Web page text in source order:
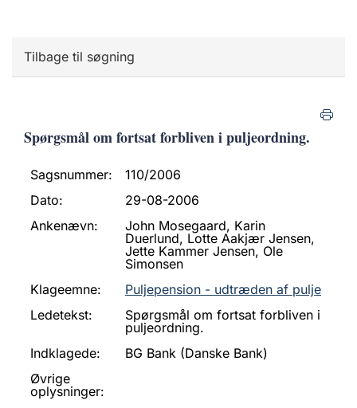
Tilbage til søgning
Spørgsmål om fortsat forbliven i puljeordning.
Sagsnummer:
110/2006
Dato:
29-08-2006
Ankenævn:
John Mosegaard, Karin
Duerlund, Lotte Aakjær Jensen,
Jette Kammer Jensen, Ole
Simonsen
Klageemne:
Puljepension - udtræden af pulje
Ledetekst:
Spørgsmål om fortsat forbliven i
puljeordning.
Indklagede:
BG Bank (Danske Bank)
Øvrige
oplysninger: